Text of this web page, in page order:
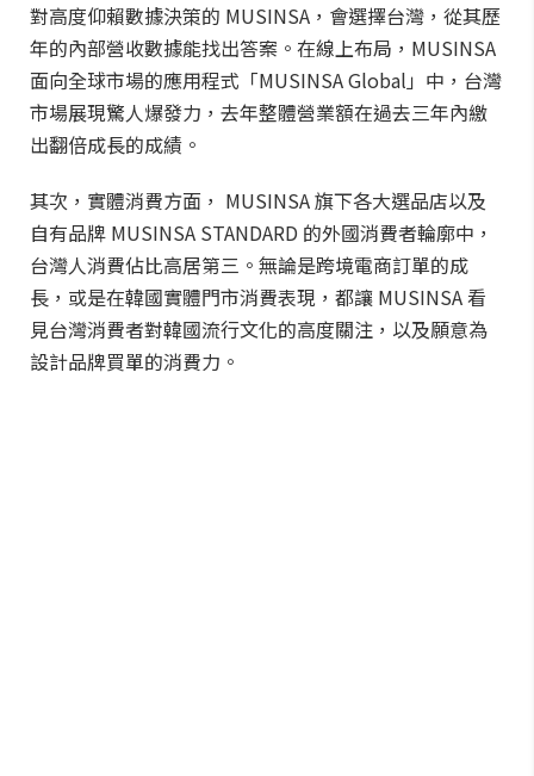
對高度仰賴數據決策的 MUSINSA，會選擇台灣，從其歷
年的內部營收數據能找出答案。在線上布局，MUSINSA
面向全球市場的應用程式「MUSINSA Global」中，台灣
市場展現驚人爆發力，去年整體營業額在過去三年內繳
出翻倍成長的成績。
其次，實體消費方面， MUSINSA 旗下各大選品店以及
自有品牌 MUSINSA STANDARD 的外國消費者輪廓中，
台灣人消費佔比高居第三。無論是跨境電商訂單的成
長，或是在韓國實體門市消費表現，都讓 MUSINSA 看
見台灣消費者對韓國流行文化的高度關注，以及願意為
設計品牌買單的消費力。